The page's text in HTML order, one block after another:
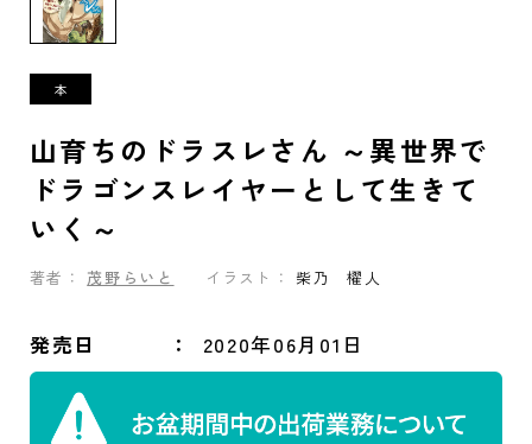
山育ちのドラスレさん ～異世界で
ドラゴンスレイヤーとして生きて
いく～
著者： 茂野らいと イラスト： 柴乃 櫂人
発売日 2020年06月01日